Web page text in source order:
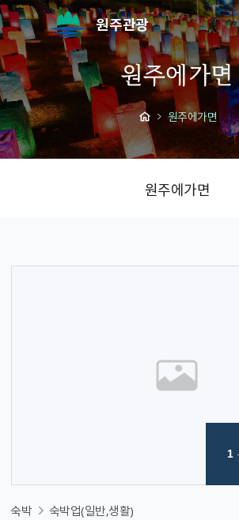
원주관광
원주에가면
원주에가면
원주에가면
1
숙박 숙박업(일반,생활)